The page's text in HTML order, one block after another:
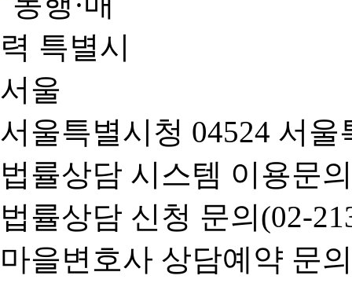
서울특별시청 04524 서
법률상담 시스템 이용문
법률상담 신청 문의(02-
마을변호사 상담예약 문